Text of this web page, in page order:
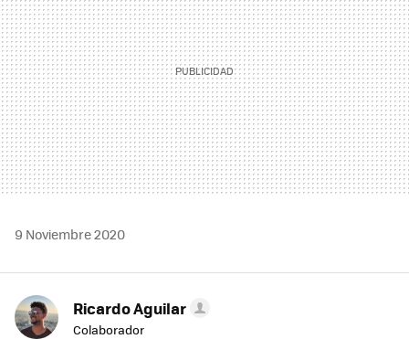
9 Noviembre 2020
Ricardo Aguilar
Colaborador